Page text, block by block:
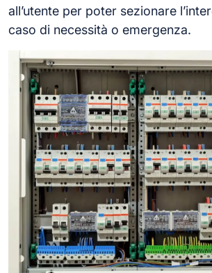
all’utente per poter sezionare
caso di necessità o emergenza.